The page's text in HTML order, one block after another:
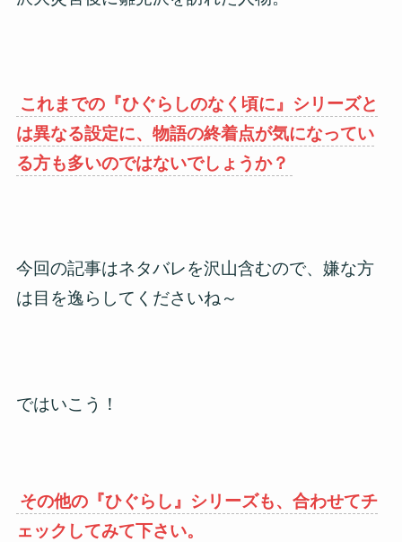
これまでの『ひぐらしのなく頃に』シリーズと
は異なる設定に、物語の終着点が気になってい
る方も多いのではないでしょうか？
今回の記事はネタバレを沢山含むので、嫌な方
は目を逸らしてくださいね～
ではいこう！
その他の『ひぐらし』シリーズも、合わせてチ
ェックしてみて下さい。